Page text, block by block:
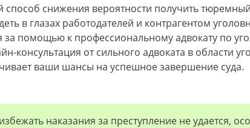
снижения вероятности получить
в глазах работодателей и контрагентом
за помощью к профессиональному адвокату по
консультация от сильного адвоката в области
ваши шансы на успешное завершение суда.
наказания за преступление не удается,